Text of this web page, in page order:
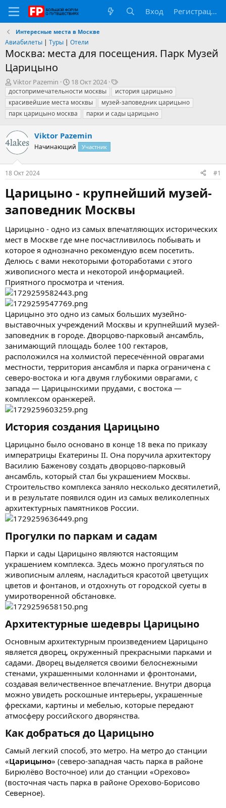
Вход Регистрация
Интересные места в Москве
Авиабилеты | Туры | Отели
Москва: места для посещения. Парк Музей
Царицыно
А
в
т
о
р
м
ы
Viktor Pazemin
Д
а
т
а
н
ч
а
а
18 Окт 2024
Т
е
г
и
достопримечательности москвы
история царицыно
красивейшие места москвы
музей-заповедник царицыно
парк царицыно москва
парки и сады царицыно
Viktor Pazemin
Начинающий Участник
18 Окт 2024 #1
Царицыно - крупнейший музей-
заповедник Москвы​
Царицыно - одно из самых впечатляющих исторических
мест в Москве где мне посчастливилось побывать и
которое я однозначно рекомендую всем посетить.
Делюсь с вами некоторыми фотоработами с этого
живописного места и некоторой информацией.
Приятного просмотра и чтения.
Царицыно это одно из самых больших музейно-
выставочных учреждений Москвы и крупнейший музей-
заповедник в городе. Дворцово-парковый ансамбль,
занимающий площадь более 100 гектаров,
расположился на холмистой пересечённой оврагами
местности, территория ансамбля и парка ограничена с
северо-востока и юга двумя глубокими оврагами, с
запада — Царицынскими прудами, с востока —
комплексом оранжерей.
История создания Царицыно​
Царицыно было основано в конце 18 века по приказу
императрицы Екатерины II. Она поручила архитектору
Василию Баженову создать дворцово-парковый
ансамбль, который стал бы украшением Москвы.
Строительство комплекса заняло несколько десятилетий,
и в результате появился один из самых великолепных
архитектурных памятников России.
Прогулки по паркам и садам​
Парки и сады Царицыно являются настоящим
украшением комплекса. Здесь можно прогуляться по
живописным аллеям, насладиться красотой цветущих
цветов и фонтанов, и отдохнуть от городской суеты в
умиротворенной обстановке.
Архитектурные шедевры Царицыно​
Основным архитектурным произведением Царицыно
является дворец, окруженный прекрасными парками и
садами. Дворец выделяется своими белоснежными
стенами, украшенными колоннами и фронтонами,
создавая величественное впечатление. Внутри дворца
можно увидеть роскошные интерьеры, украшенные
фресками, картины и мебелью, которые передают
атмосферу российского дворянства.
Как добраться до Царицыно​
Самый легкий способ, это метро. На метро до станции
«Царицыно» (северо-западная часть парка в районе
Бирюлёво Восточное) или до станции «Орехово»
(восточная часть парка в районе Орехово-Борисово
Северное).